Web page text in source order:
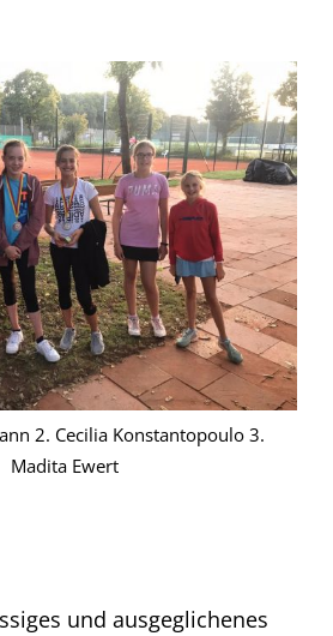
2. Cecilia Konstantopoulo 3.
Madita Ewert
und ausgeglichenes